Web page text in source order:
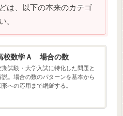
は、以下の本来のカテゴ
。
校数学Ａ 場合の数
期試験・大学入試に特化した問題と
説。場合の数のパターンを基本から
形への応用まで網羅する。